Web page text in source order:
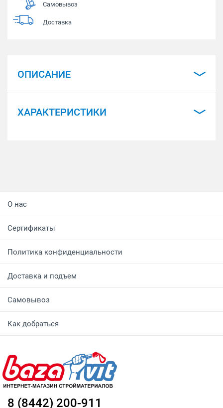
Самовывоз
Доставка
ОПИСАНИЕ
ХАРАКТЕРИСТИКИ
О нас
Сертификаты
Политика конфиденциальности
Доставка и подъем
Самовывоз
Как добраться
8 (8442) 200-911